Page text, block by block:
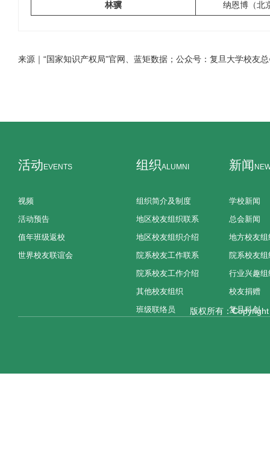
林骥 纳恩博（北
来源 ｜“国家知识产权局”官网、 蓝矩数据；公众号：复旦大学校友
活动EVENTS
视频
活动预告
值年班级返校
世界校友联谊会
组织ALUMNI
组织简介及制度
地区校友组织联系
地区校友组织介绍
院系校友工作联系
院系校友工作介绍
其他校友组织
班级联络员
新闻
学校新闻
总会新闻
地方校友组
院系校友组
行业兴趣组
校友捐赠
复旦科创
版权所有：